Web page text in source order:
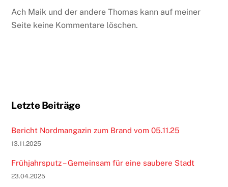
Ach Maik und der andere Thomas kann auf meiner
Seite keine Kommentare löschen.
Letzte Beiträge
Bericht Nordmangazin zum Brand vom 05.11.25
13.11.2025
Frühjahrsputz – Gemeinsam für eine saubere Stadt
23.04.2025